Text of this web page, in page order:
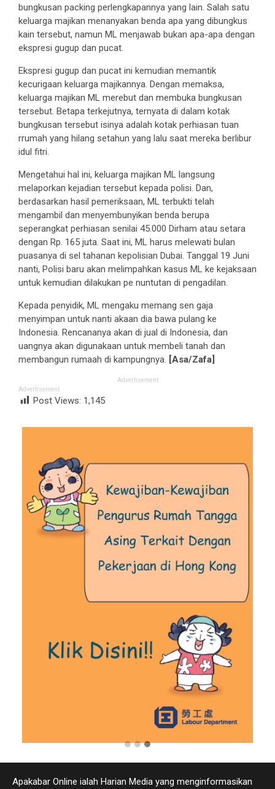
bungkusan packing perlengkapannya yang lain. Salah satu
keluarga majikan menanyakan benda apa yang dibungkus
kain tersebut, namun ML menjawab bukan apa-apa dengan
ekspresi gugup dan pucat.
Ekspresi gugup dan pucat ini kemudian memantik
kecurigaan keluarga majikannya. Dengan memaksa,
keluarga majikan ML merebut dan membuka bungkusan
tersebut. Betapa terkejutnya, ternyata di dalam kotak
bungkusan tersebut isinya adalah kotak perhiasan tuan
rrumah yang hilang setahun yang lalu saat mereka berlibur
idul fitri.
Mengetahui hal ini, keluarga majikan ML langsung
melaporkan kejadian tersebut kepada polisi. Dan,
berdasarkan hasil pemeriksaan, ML terbukti telah
mengambil dan menyembunyikan benda berupa
seperangkat perhiasan senilai 45.000 Dirham atau setara
dengan Rp. 165 juta. Saat ini, ML harus melewati bulan
puasanya di sel tahanan kepolisian Dubai. Tanggal 19 Juni
nanti, Polisi baru akan melimpahkan kasus ML ke kejaksaan
untuk kemudian dilakukan pe nuntutan di pengadilan.
Kepada penyidik, ML mengaku memang sen gaja
menyimpan untuk nanti akaan dia bawa pulang ke
Indonesia. Rencananya akan di jual di Indonesia, dan
uangnya akan digunakaan untuk membeli tanah dan
membangun rumaah di kampungnya.
[Asa/Zafa]
Advertisement
Advertisement
Post Views: 1,145
Apakabar Online ialah Harian Media yang menginformasikan